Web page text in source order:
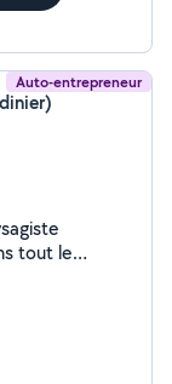
Auto-entrepreneur
tout le
d'arbustes
d'entretien